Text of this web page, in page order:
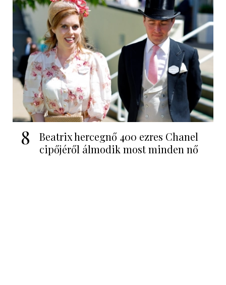
8
Beatrix hercegnő 400 ezres Chanel
cipőjéről álmodik most minden nő